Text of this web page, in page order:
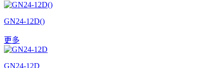
GN24-12D()
更多
GN24-12D